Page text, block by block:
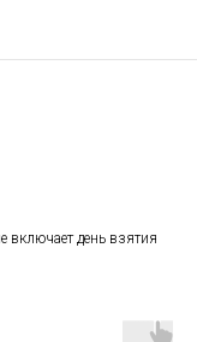
включает день взятия